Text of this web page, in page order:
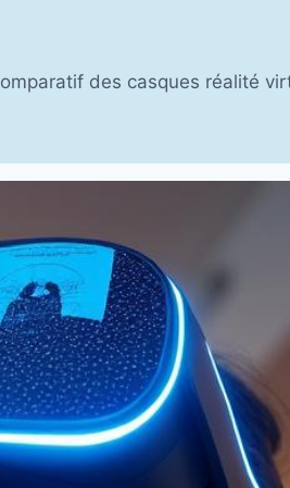
des casques réalité